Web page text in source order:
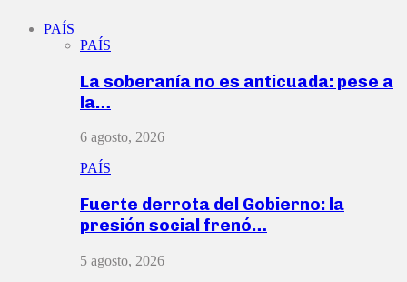
PAÍS
PAÍS
La soberanía no es anticuada: pese a
la…
6 agosto, 2026
PAÍS
Fuerte derrota del Gobierno: la
presión social frenó…
5 agosto, 2026